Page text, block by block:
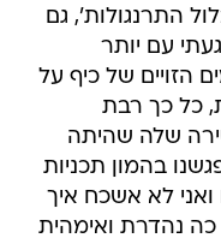
התרנגולות', גם
עם יותר
הזויים של כיף על
כל כך רבת
שלה שהיתה
בהמון תכניות
ואני לא אשכח איך
נהדרת ואימהית